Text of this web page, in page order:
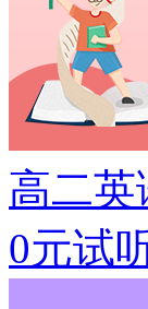
高二英
0元试